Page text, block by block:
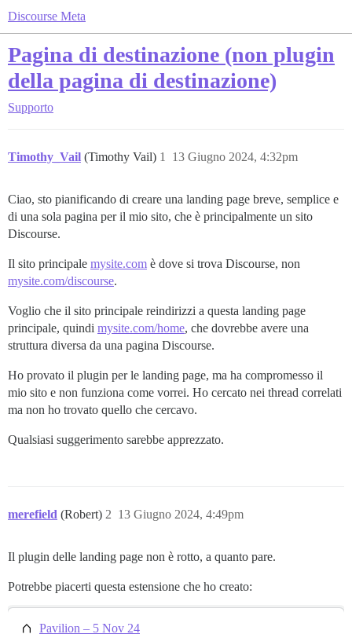
Discourse Meta
Pagina di destinazione (non plugin
della pagina di destinazione)
Supporto
Timothy_Vail (Timothy Vail) 13 Giugno 2024, 4:32pm
1
Ciao, sto pianificando di creare una landing page breve, semplice e
di una sola pagina per il mio sito, che è principalmente un sito
Discourse.
Il sito principale mysite.com è dove si trova Discourse, non
mysite.com/discourse.
Voglio che il sito principale reindirizzi a questa landing page
principale, quindi mysite.com/home, che dovrebbe avere una
struttura diversa da una pagina Discourse.
Ho provato il plugin per le landing page, ma ha compromesso il
mio sito e non funziona come vorrei. Ho cercato nei thread correlati
ma non ho trovato quello che cercavo.
Qualsiasi suggerimento sarebbe apprezzato.
merefield (Robert) 13 Giugno 2024, 4:49pm
2
Il plugin delle landing page non è rotto, a quanto pare.
Potrebbe piacerti questa estensione che ho creato:
Pavilion – 5 Nov 24